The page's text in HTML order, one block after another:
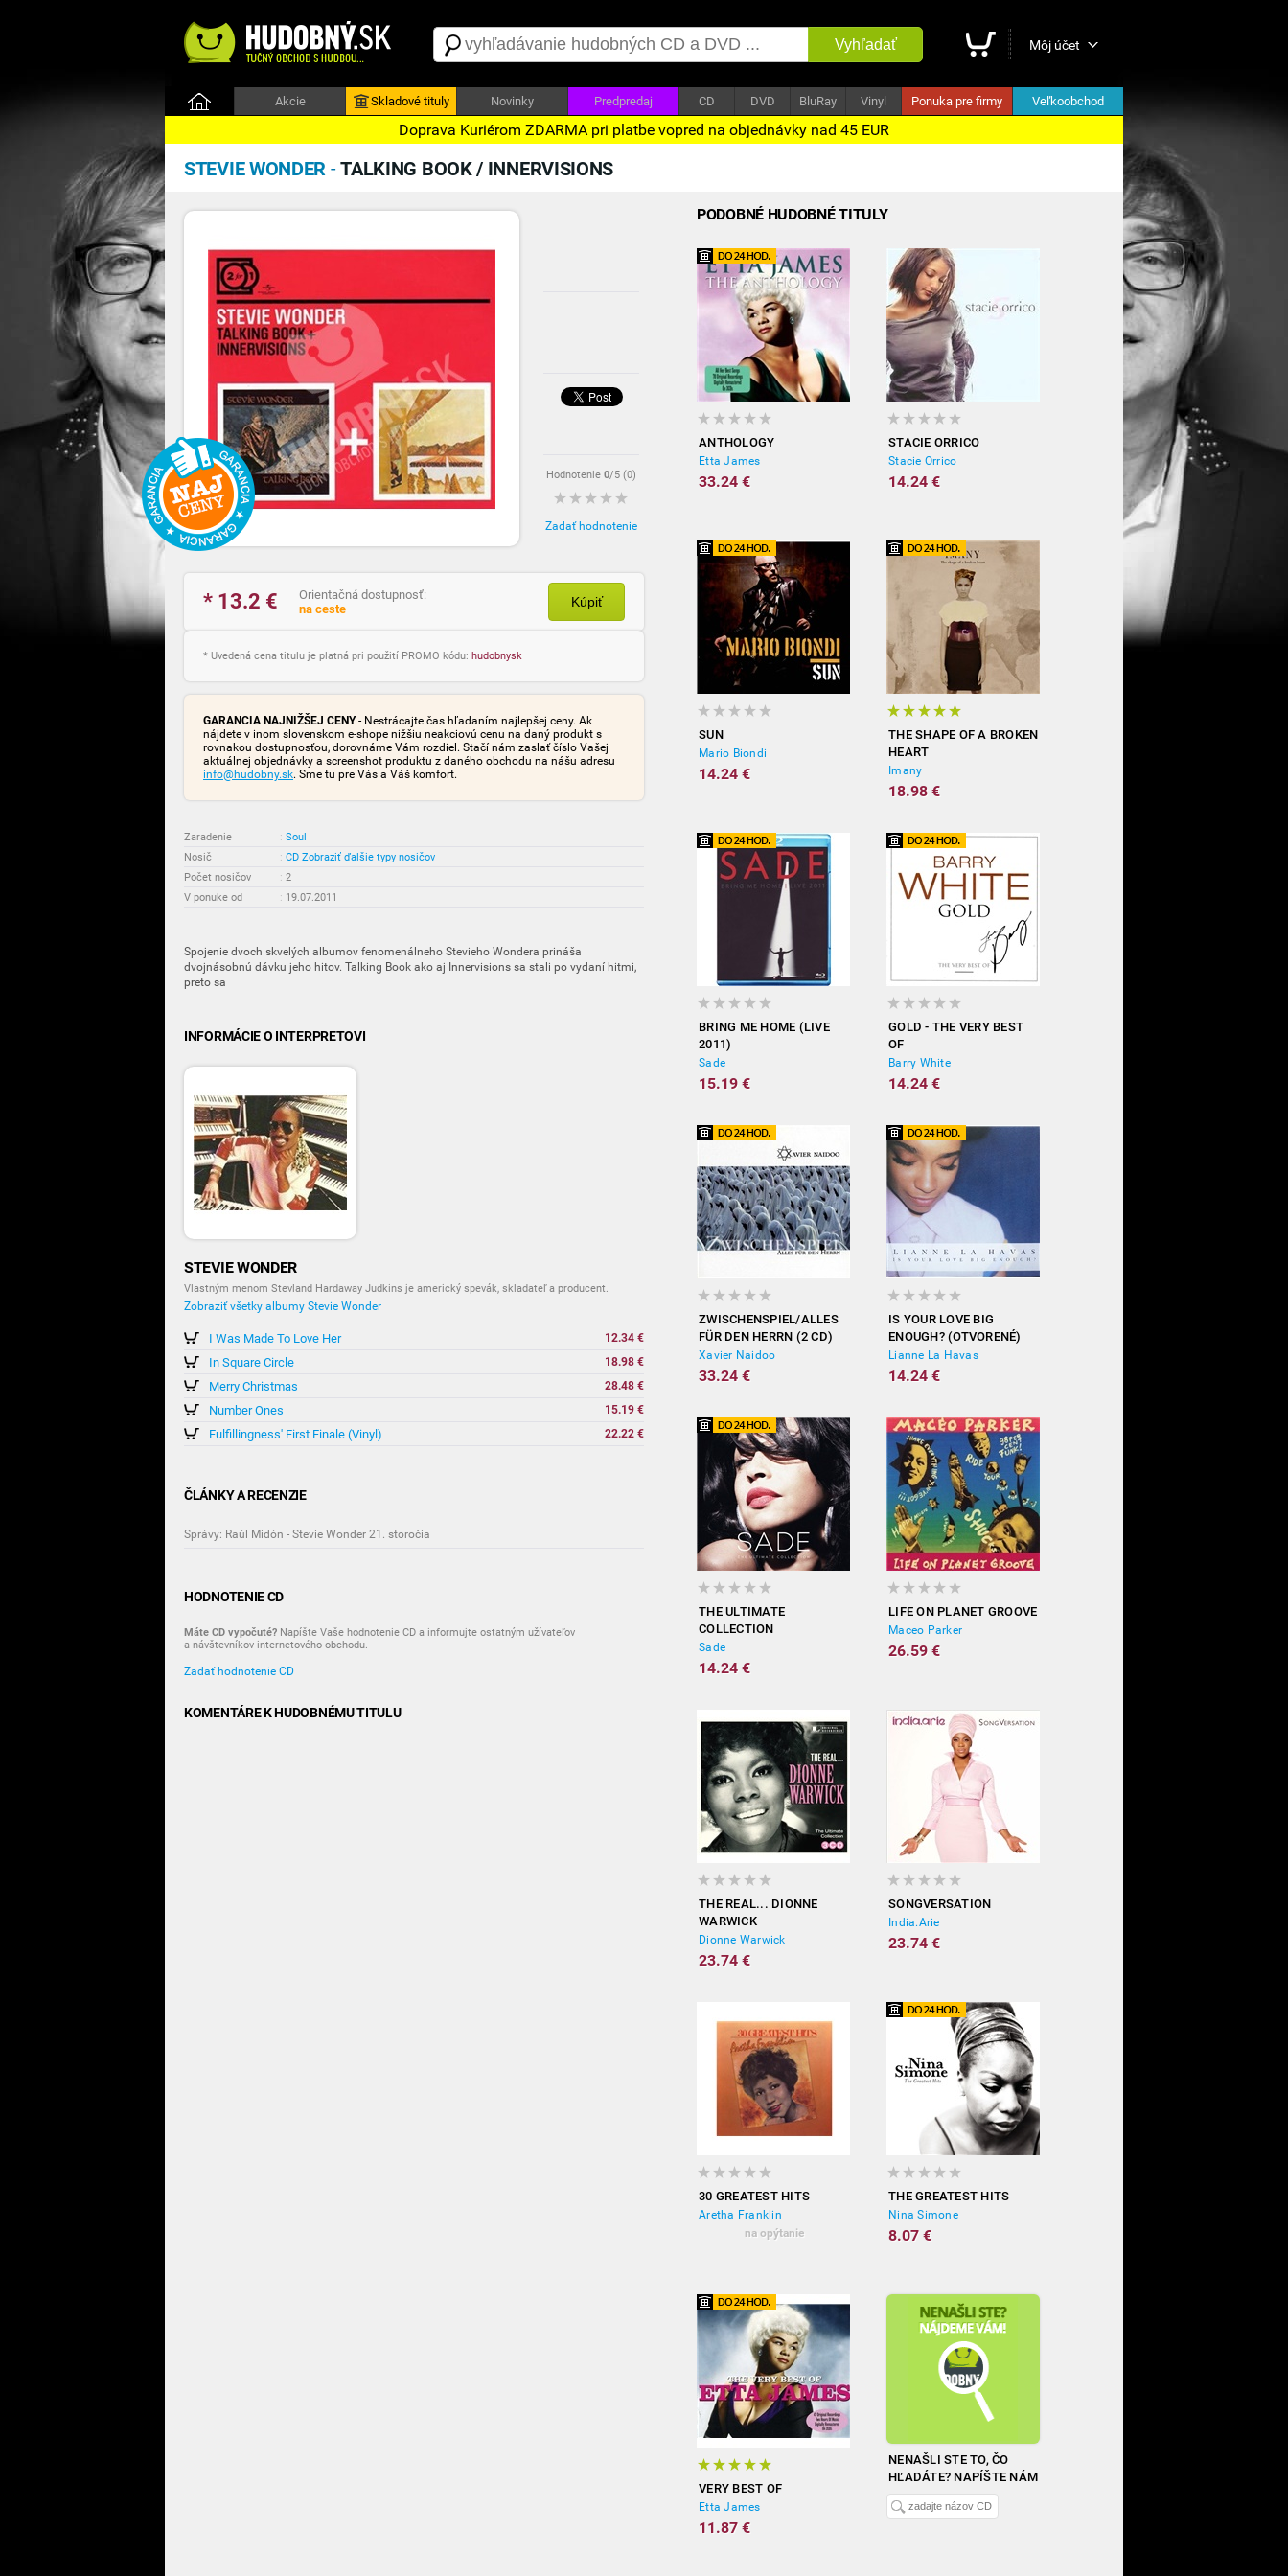
Vyhľadať Môj účet
Akcie Skladové tituly Novinky Predpredaj CD DVD BluRay Vinyl Ponuka pre firmy Veľkoobchod
Doprava Kuriérom ZDARMA pri platbe vopred na objednávky nad 45 EUR
STEVIE WONDER -TALKING BOOK / INNERVISIONS
Hodnotenie 0/5 (0)
Zadať hodnotenie
* 13.2 €
Orientačná dostupnosť:
na ceste
Kúpiť
* Uvedená cena titulu je platná pri použití PROMO kódu: hudobnysk
GARANCIA NAJNIŽŠEJ CENY- Nestrácajte čas hľadaním najlepšej ceny. Ak
nájdete v inom slovenskom e-shope nižšiu neakciovú cenu na daný produkt s
rovnakou dostupnosťou, dorovnáme Vám rozdiel. Stačí nám zaslať číslo Vašej
aktuálnej objednávky a screenshot produktu z daného obchodu na nášu adresu
info@hudobny.sk. Sme tu pre Vás a Váš komfort.
Zaradenie : Soul
Nosič
: CD Zobraziť ďalšie typy nosičov
Počet nosičov
: 2
V ponuke od
: 19.07.2011
Spojenie dvoch skvelých albumov fenomenálneho Stevieho Wondera prináša
dvojnásobnú dávku jeho hitov. Talking Book ako aj Innervisions sa stali po vydaní hitmi,
preto sa
INFORMÁCIE O INTERPRETOVI
STEVIE WONDER
Vlastným menom Stevland Hardaway Judkins je americký spevák, skladateľ a producent.
Zobraziť všetky albumy Stevie Wonder
I Was Made To Love Her 12.34 €
In Square Circle 18.98 €
Merry Christmas 28.48 €
Number Ones 15.19 €
Fulfillingness' First Finale (Vinyl) 22.22 €
ČLÁNKY A RECENZIE
Správy: Raúl Midón - Stevie Wonder 21. storočia
HODNOTENIE CD
Máte CD vypočuté? Napíšte Vaše hodnotenie CD a informujte ostatným užívateľov
a návštevníkov internetového obchodu.
Zadať hodnotenie CD
KOMENTÁRE K HUDOBNÉMU TITULU
PODOBNÉ HUDOBNÉ TITULY
ANTHOLOGY
Etta James
33.24 €
STACIE ORRICO
Stacie Orrico
14.24 €
SUN
Mario Biondi
14.24 €
THE SHAPE OF A BROKEN
HEART
Imany
18.98 €
BRING ME HOME (LIVE
2011)
Sade
15.19 €
GOLD - THE VERY BEST
OF
Barry White
14.24 €
ZWISCHENSPIEL/ALLES
FÜR DEN HERRN (2 CD)
Xavier Naidoo
33.24 €
IS YOUR LOVE BIG
ENOUGH? (OTVORENÉ)
Lianne La Havas
14.24 €
THE ULTIMATE
COLLECTION
Sade
14.24 €
LIFE ON PLANET GROOVE
Maceo Parker
26.59 €
THE REAL... DIONNE
WARWICK
Dionne Warwick
23.74 €
SONGVERSATION
India.Arie
23.74 €
30 GREATEST HITS
Aretha Franklin
na opýtanie
THE GREATEST HITS
Nina Simone
8.07 €
VERY BEST OF
Etta James
11.87 €
NENAŠLI STE TO, ČO
HĽADÁTE? NAPÍŠTE NÁM